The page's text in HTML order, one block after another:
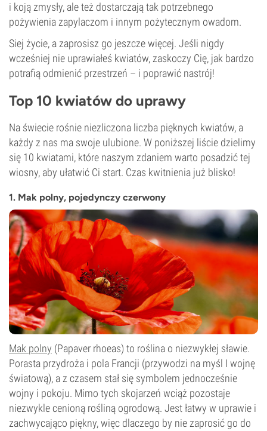
i koją zmysły, ale też dostarczają tak potrzebnego
pożywienia zapylaczom i innym pożytecznym owadom.
Siej życie, a zaprosisz go jeszcze więcej. Jeśli nigdy
wcześniej nie uprawiałeś kwiatów, zaskoczy Cię, jak bardzo
potrafią odmienić przestrzeń – i poprawić nastrój!
Top 10 kwiatów do uprawy
Na świecie rośnie niezliczona liczba pięknych kwiatów, a
każdy z nas ma swoje ulubione. W poniższej liście dzielimy
się 10 kwiatami, które naszym zdaniem warto posadzić tej
wiosny, aby ułatwić Ci start. Czas kwitnienia już blisko!
1. Mak polny, pojedynczy czerwony
Mak polny (Papaver rhoeas) to roślina o niezwykłej sławie.
Porasta przydroża i pola Francji (przywodzi na myśl I wojnę
światową), a z czasem stał się symbolem jednocześnie
wojny i pokoju. Mimo tych skojarzeń wciąż pozostaje
niezwykle cenioną rośliną ogrodową. Jest łatwy w uprawie i
zachwycająco piękny, więc dlaczego by nie zaprosić go do